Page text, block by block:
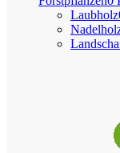
Laubholz